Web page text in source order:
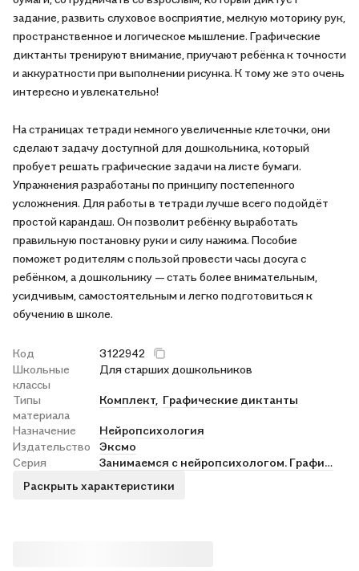
задание, развить слуховое восприятие, мелкую моторику рук,
пространственное и логическое мышление. Графические
диктанты тренируют внимание, приучают ребёнка к точности
и аккуратности при выполнении рисунка. К тому же это очень
интересно и увлекательно!
На страницах тетради немного увеличенные клеточки, они
сделают задачу доступной для дошкольника, который
пробует решать графические задачи на листе бумаги.
Упражнения разработаны по принципу постепенного
усложнения. Для работы в тетради лучше всего подойдёт
простой карандаш. Он позволит ребёнку выработать
правильную постановку руки и силу нажима. Пособие
поможет родителям с пользой провести часы досуга с
ребёнком, а дошкольнику — стать более внимательным,
усидчивым, самостоятельным и легко подготовиться к
обучению в школе.
Код
3122942
Школьные
классы
Для старших дошкольников
Типы
материала
Комплект, Графические диктанты
Назначение
Нейропсихология
Издательство
Эксмо
Серия
Занимаемся с нейропсихологом. Графические диктанты и упражнения
Раскрыть характеристики